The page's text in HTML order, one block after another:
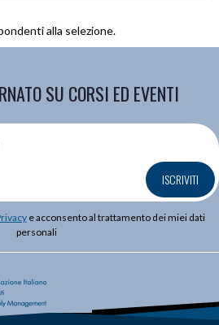
alla selezione.
SU CORSI ED EVENTI
ISCRIVITI
e acconsento al trattamento dei miei dati
personali